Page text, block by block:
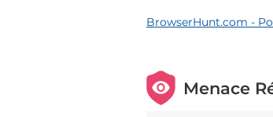
BrowserHunt.com -
Menace